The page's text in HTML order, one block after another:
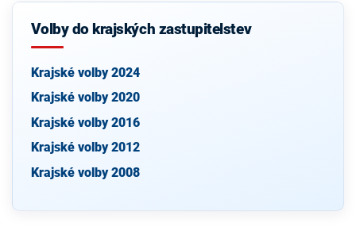
Volby do krajských zastupitelstev
Krajské volby 2024
Krajské volby 2020
Krajské volby 2016
Krajské volby 2012
Krajské volby 2008